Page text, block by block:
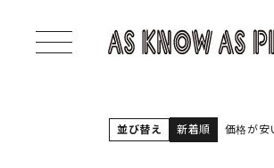
並び替え 新着順 価格が安